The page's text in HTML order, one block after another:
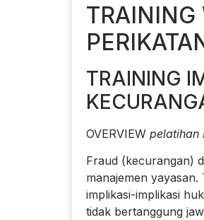
TRAINING
TRAINING
OVERVIEW pelatihan
Fraud (kecurangan)
manajemen
implikasi-implikasi
tidak bertanggung